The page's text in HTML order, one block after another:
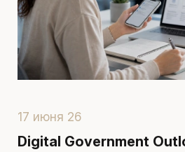
17 июня 26
Digital Government